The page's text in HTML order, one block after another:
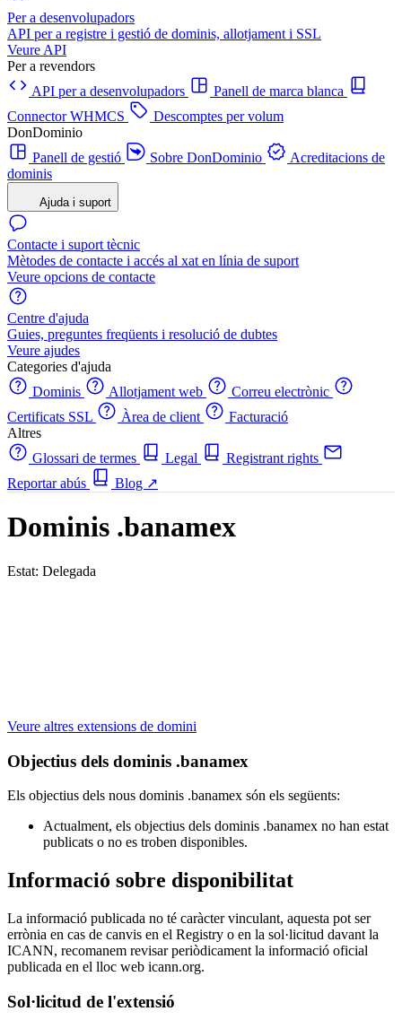
Per a desenvolupadors
API per a registre i gestió de dominis, allotjament i SSL
Veure API
Per a revendors
API per a desenvolupadors
Panell de marca blanca
Connector WHMCS
Descomptes per volum
DonDominio
Panell de gestió
Sobre DonDominio
Acreditacions de
dominis
Ajuda i suport
Contacte i suport tècnic
Mètodes de contacte i accés al xat en línia de suport
Veure opcions de contacte
Centre d'ajuda
Guies, preguntes freqüents i resolució de dubtes
Veure ajudes
Categories d'ajuda
Dominis
Allotjament web
Correu electrònic
Certificats SSL
Àrea de client
Facturació
Altres
Glossari de termes
Legal
Registrant rights
Reportar abús
Blog ↗
Dominis .banamex
Estat: Delegada
Veure altres extensions de domini
Objectius dels dominis .banamex
Els objectius dels nous dominis .banamex són els següents:
Actualment, els objectius dels dominis .banamex no han estat
publicats o no es troben disponibles.
Informació sobre disponibilitat
La informació publicada no té caràcter vinculant, aquesta pot ser
errònia en cas de canvis en el Registry o en la sol·licitud davant la
ICANN, recomanem revisar periòdicament la informació oficial
publicada en el lloc web icann.org.
Sol·licitud de l'extensió